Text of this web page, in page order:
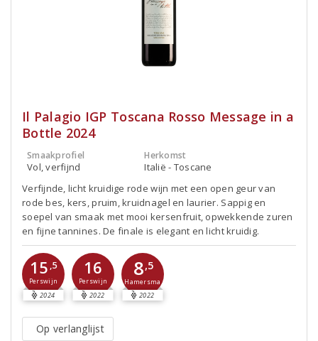
Il Palagio IGP Toscana Rosso Message in a
Bottle 2024
Smaakprofiel
Vol, verfijnd
Herkomst
Italië - Toscane
Verfijnde, licht kruidige rode wijn met een open geur van
rode bes, kers, pruim, kruidnagel en laurier. Sappig en
soepel van smaak met mooi kersenfruit, opwekkende zuren
en fijne tannines. De finale is elegant en licht kruidig.
15 ,5
Perswijn
2024
16
Perswijn
2022
8,5
Hamersma
2022
Op verlanglijst